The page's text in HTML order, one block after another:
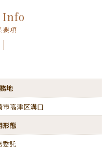
要項
Info
地
市高津区溝口
形態
委託